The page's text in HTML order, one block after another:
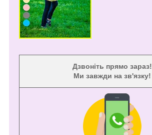
Дзвоніть прямо зараз!
Ми завжди на зв'язку!